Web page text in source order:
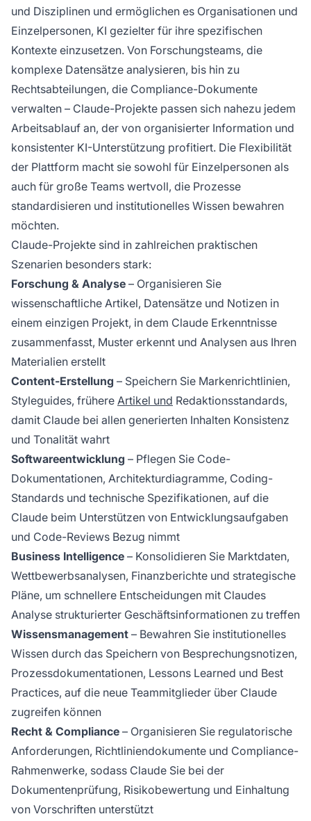
und Disziplinen und ermöglichen es Organisationen und
Einzelpersonen, KI gezielter für ihre spezifischen
Kontexte einzusetzen. Von Forschungsteams, die
komplexe Datensätze analysieren, bis hin zu
Rechtsabteilungen, die Compliance-Dokumente
verwalten – Claude-Projekte passen sich nahezu jedem
Arbeitsablauf an, der von organisierter Information und
konsistenter KI-Unterstützung profitiert. Die Flexibilität
der Plattform macht sie sowohl für Einzelpersonen als
auch für große Teams wertvoll, die Prozesse
standardisieren und institutionelles Wissen bewahren
möchten.
Claude-Projekte sind in zahlreichen praktischen
Szenarien besonders stark:
Forschung & Analyse – Organisieren Sie
wissenschaftliche Artikel, Datensätze und Notizen in
einem einzigen Projekt, in dem Claude Erkenntnisse
zusammenfasst, Muster erkennt und Analysen aus Ihren
Materialien erstellt
Content-Erstellung – Speichern Sie Markenrichtlinien,
Styleguides, frühere Artikel und Redaktionsstandards,
damit Claude bei allen generierten Inhalten Konsistenz
und Tonalität wahrt
Softwareentwicklung – Pflegen Sie Code-
Dokumentationen, Architekturdiagramme, Coding-
Standards und technische Spezifikationen, auf die
Claude beim Unterstützen von Entwicklungsaufgaben
und Code-Reviews Bezug nimmt
Business Intelligence – Konsolidieren Sie Marktdaten,
Wettbewerbsanalysen, Finanzberichte und strategische
Pläne, um schnellere Entscheidungen mit Claudes
Analyse strukturierter Geschäftsinformationen zu treffen
Wissensmanagement – Bewahren Sie institutionelles
Wissen durch das Speichern von Besprechungsnotizen,
Prozessdokumentationen, Lessons Learned und Best
Practices, auf die neue Teammitglieder über Claude
zugreifen können
Recht & Compliance – Organisieren Sie regulatorische
Anforderungen, Richtliniendokumente und Compliance-
Rahmenwerke, sodass Claude Sie bei der
Dokumentenprüfung, Risikobewertung und Einhaltung
von Vorschriften unterstützt